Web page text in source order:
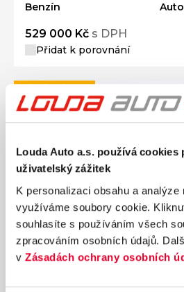
Louda Auto a.s. používá cookies
uživatelský zážitek
K personalizaci obsahu a
využíváme soubory cookie.
souhlasíte s používáním všech
zpracováním osobních údajů.
v Zásadách ochrany osobních
Benzín
529 000 Kč s DPH
Přidat k porovnání
Ročník2010
Dárek zdarma